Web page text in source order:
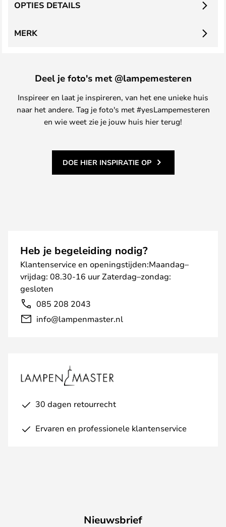
OPTIES DETAILS
MERK
Deel je foto's met @lampemesteren
Inspireer en laat je inspireren, van het ene unieke huis
naar het andere. Tag je foto's met #yesLampemesteren
en wie weet zie je jouw huis hier terug!
DOE HIER INSPIRATIE OP
Heb je begeleiding nodig?
Klantenservice en openingstijden:Maandag–
vrijdag: 08.30-16 uur Zaterdag–zondag:
gesloten
085 208 2043
info@lampenmaster.nl
30 dagen retourrecht
Ervaren en professionele klantenservice
Nieuwsbrief